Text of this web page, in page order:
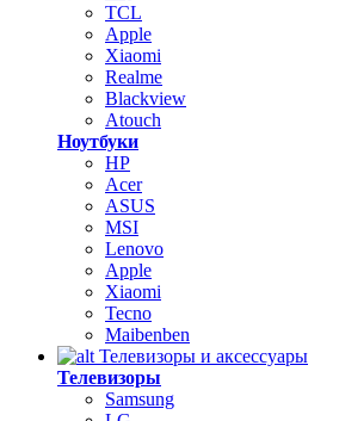
TCL
Apple
Xiaomi
Realme
Blackview
Atouch
Ноутбуки
HP
Acer
ASUS
MSI
Lenovo
Apple
Xiaomi
Tecno
Maibenben
Телевизоры и аксессуары
Телевизоры
Samsung